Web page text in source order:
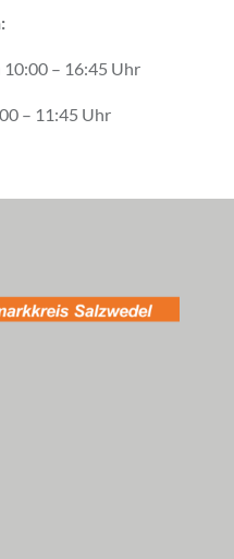
– 16:45 Uhr
Uhr